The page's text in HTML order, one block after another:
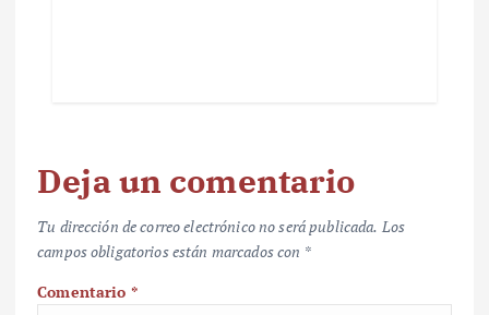
Deja un comentario
Tu dirección de correo electrónico no será publicada. Los
campos obligatorios están marcados con *
Comentario *